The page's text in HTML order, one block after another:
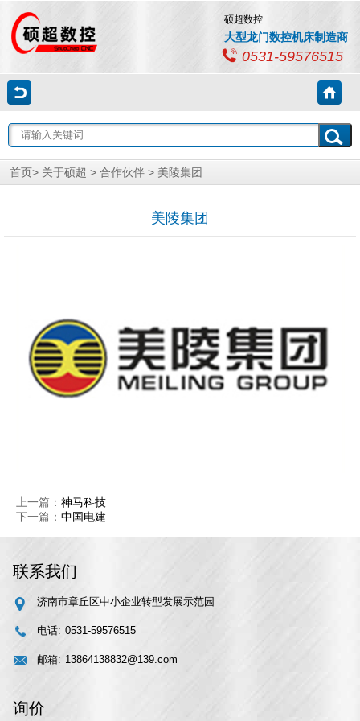
硕超数控
大型龙门数控机床制造商
0531-59576515
首页> 关于硕超 > 合作伙伴 > 美陵集团
美陵集团
上一篇： 神马科技
下一篇： 中国电建
联系我们
济南市章丘区中小企业转型发展示范园
电话: 0531-59576515
邮箱: 13864138832@139.com
询价